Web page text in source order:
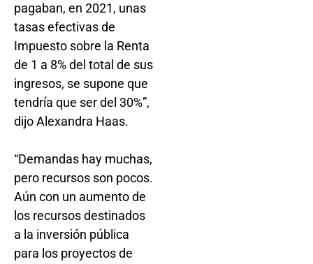
pagaban, en 2021, unas
tasas efectivas de
Impuesto sobre la Renta
de 1 a 8% del total de sus
ingresos, se supone que
tendría que ser del 30%”,
dijo Alexandra Haas.
“Demandas hay muchas,
pero recursos son pocos.
Aún con un aumento de
los recursos destinados
a la inversión pública
para los proyectos de